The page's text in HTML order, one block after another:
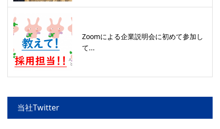
Zoomによる企業説明会に初めて参加し
て...
当社Twitter